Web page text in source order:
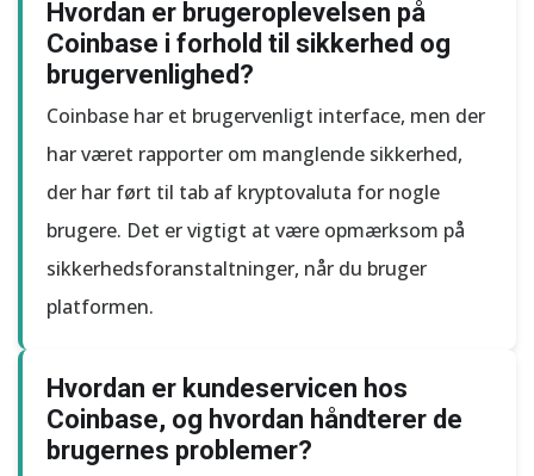
Hvordan er brugeroplevelsen på
Coinbase i forhold til sikkerhed og
brugervenlighed?
Coinbase har et brugervenligt interface, men der
har været rapporter om manglende sikkerhed,
der har ført til tab af kryptovaluta for nogle
brugere. Det er vigtigt at være opmærksom på
sikkerhedsforanstaltninger, når du bruger
platformen.
Hvordan er kundeservicen hos
Coinbase, og hvordan håndterer de
brugernes problemer?